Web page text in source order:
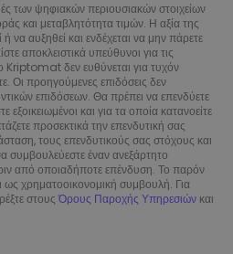
των ψηφιακών περιουσιακών στοιχείων
και μεταβλητότητα τιμών. Η αξία της
να αυξηθεί και ενδέχεται να μην πάρετε
αποκλειστικά υπεύθυνοι για τις
Kriptomat δεν ευθύνεται για τυχόν
Οι προηγούμενες επιδόσεις δεν
επιδόσεων. Θα πρέπει να επενδύετε
εξοικειωμένοι και για τα οποία κατανοείτε
προσεκτικά την επενδυτική σας
τους επενδυτικούς σας στόχους και
συμβουλεύεστε έναν ανεξάρτητο
από οποιαδήποτε επένδυση. Το παρόν
ως χρηματοοικονομική συμβουλή. Για
στουςΌρους Παροχής Υπηρεσιών και